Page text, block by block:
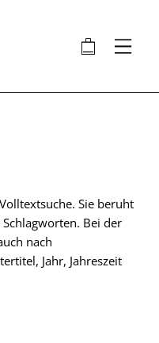
🛍 ⋮
Sie beruht
Bei der
nach
Jahr, Jahreszeit